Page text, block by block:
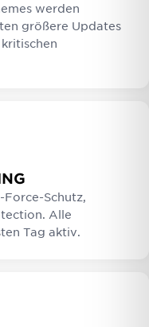
werden
größere Updates
Schutz,
Alle
Tag aktiv.